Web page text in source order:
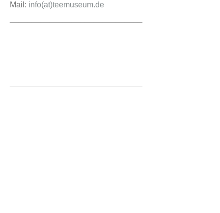
Mail: info(at)teemuseum.de